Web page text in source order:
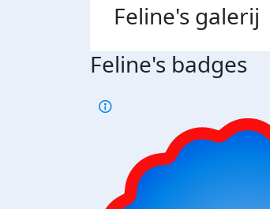
Feline's galerij
Feline's badges